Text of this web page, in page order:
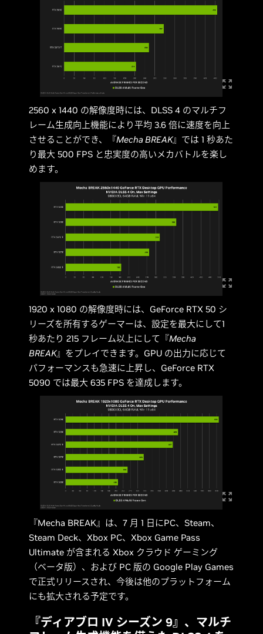
2560 x 1440 の解像度時には、DLSS 4 のマルチフ
レーム生成向上機能により平均 3.6 倍に速度を向上
させることができ、『Mecha BREAK』では 1 秒あた
り最大 500 FPS と忠実度の高いメカバトルを楽し
めます。
1920 x 1080 の解像度時には、GeForce RTX 50 シ
リーズを所有するゲーマーは、設定を最大にして1
秒あたり 215 フレーム以上にして『Mecha
BREAK』をプレイできます。GPU の出力に応じて
パフォーマンスも急速に上昇し、GeForce RTX
5090 では最大 635 FPS を達成します。
『Mecha BREAK』は、7 月 1 日にPC、Steam、
Steam Deck、Xbox PC、Xbox Game Pass
Ultimate が含まれる Xbox クラウド ゲーミング
（ベータ版）、および PC 版の Google Play Games
で正式リリースされ、今後は他のプラットフォーム
にも拡大される予定です。
『ディアブロ IV シーズン 9』、マルチ